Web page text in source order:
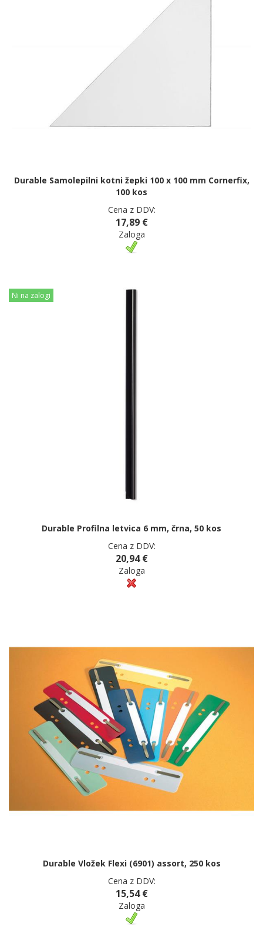
Durable Samolepilni kotni žepki 100 x 100 mm Cornerfix,
100 kos
Cena z DDV:
17,89 €
Zaloga
Ni na zalogi
Durable Profilna letvica 6 mm, črna, 50 kos
Cena z DDV:
20,94 €
Zaloga
Durable Vložek Flexi (6901) assort, 250 kos
Cena z DDV:
15,54 €
Zaloga